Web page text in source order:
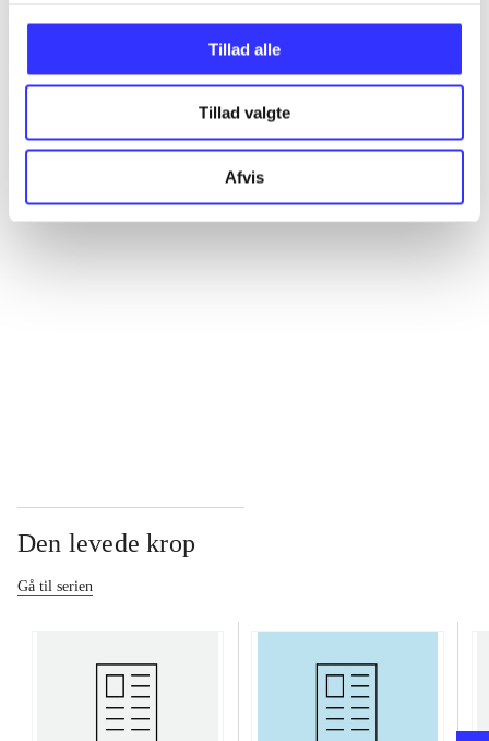
Tillad alle
Tillad valgte
Afvis
Alle registrerede artikler fordelt på udgivelser
...
Den levede krop
Gå til serien